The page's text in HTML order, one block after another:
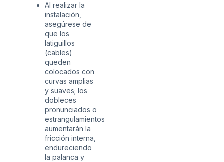
Al realizar la
instalación,
asegúrese de
que los
latiguillos
(cables)
queden
colocados con
curvas amplias
y suaves; los
dobleces
pronunciados o
estrangulamientos
aumentarán la
fricción interna,
endureciendo
la palanca y